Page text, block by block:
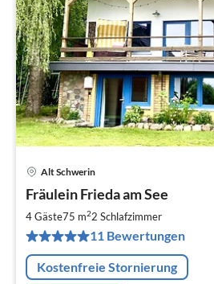
Alt Schwerin
Fräulein Frieda am See
4 Gäste75 m22 Schlafzimmer
11 Bewertungen
Kostenfreie Stornierung